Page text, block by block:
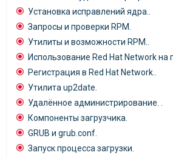
Установка исправлений ядра..
Запросы и проверки RPM.
Утилиты и возможности RPM..
Использование Red Hat Network на
Регистрация в Red Hat Network..
Утилита up2date.
Удалённое администрирование. .
Компоненты загрузчика.
GRUB и grub.conf.
Запуск процесса загрузки.